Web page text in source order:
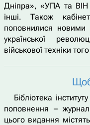
Дніпра», «УПА та ВІН
інші. Також
поповнилися новими
української
військової техніки
Бібліотека
поповнення – журнал
цього видання